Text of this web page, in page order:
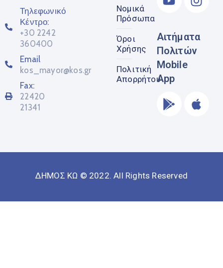
Τηλεφωνικό
Κέντρο:
+30 2242
360400
Email
kos_mayor@kos.gr
Fax:
22420
21341
Νομικά
Πρόσωπα
Όροι
Χρήσης
Πολιτική
Απορρήτου
Αιτήματα
Πολιτών
Mobile
App
ΔΗΜΟΣ ΚΩ © 2022. All Rights Reserved